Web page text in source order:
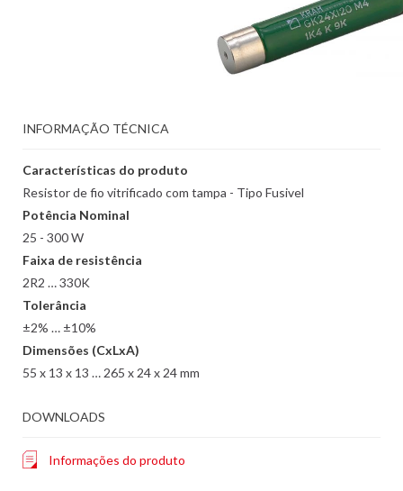
INFORMAÇÃO TÉCNICA
Características do produto
Resistor de fio vitrificado com tampa - Tipo Fusivel
Potência Nominal
25 - 300 W
Faixa de resistência
2R2 … 330K
Tolerância
±2% … ±10%
Dimensões (CxLxA)
55 x 13 x 13 … 265 x 24 x 24 mm
DOWNLOADS
Informações do produto